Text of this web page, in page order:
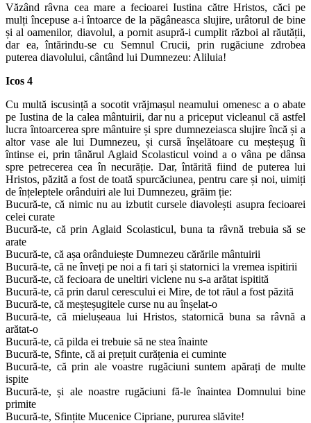
Văzând râvna cea mare a fecioarei Iustina către Hristos, căci pe
mulți începuse a-i întoarce de la păgâneasca slujire, urâtorul de bine
și al oamenilor, diavolul, a pornit asupră-i cumplit război al răutății,
dar ea, întărindu-se cu Semnul Crucii, prin rugăciune zdrobea
puterea diavolului, cântând lui Dumnezeu: Aliluia!
Icos 4
Cu multă iscusință a socotit vrăjmașul neamului omenesc a o abate
pe Iustina de la calea mântuirii, dar nu a priceput vicleanul că astfel
lucra întoarcerea spre mântuire și spre dumnezeiasca slujire încă și a
altor vase ale lui Dumnezeu, și cursă înșelătoare cu meșteșug îi
întinse ei, prin tânărul Aglaid Scolasticul voind a o vâna pe dânsa
spre petrecerea cea în necurăție. Dar, întărită fiind de puterea lui
Hristos, păzită a fost de toată spurcăciunea, pentru care și noi, uimiți
de înțeleptele orânduiri ale lui Dumnezeu, grăim ție:
Bucură-te, că nimic nu au izbutit cursele diavolești asupra fecioarei
celei curate
Bucură-te, că prin Aglaid Scolasticul, buna ta râvnă trebuia să se
arate
Bucură-te, că așa orânduiește Dumnezeu cărările mântuirii
Bucură-te, că ne înveți pe noi a fi tari și statornici la vremea ispitirii
Bucură-te, că fecioara de uneltiri viclene nu s-a arătat ispitită
Bucură-te, că prin darul cerescului ei Mire, de tot răul a fost păzită
Bucură-te, că meșteșugitele curse nu au înșelat-o
Bucură-te, că mielușeaua lui Hristos, statornică buna sa râvnă a
arătat-o
Bucură-te, că pilda ei trebuie să ne stea înainte
Bucură-te, Sfinte, că ai prețuit curățenia ei cuminte
Bucură-te, că prin ale voastre rugăciuni suntem apărați de multe
ispite
Bucură-te, și ale noastre rugăciuni fă-le înaintea Domnului bine
primite
Bucură-te, Sfințite Mucenice Cipriane, pururea slăvite!